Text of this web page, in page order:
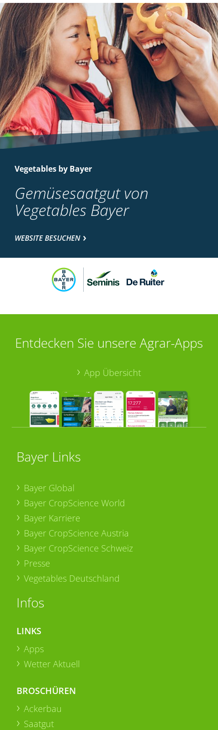
Vegetables by Bayer
Gemüsesaatgut von
Vegetables Bayer
WEBSITE BESUCHEN
Entdecken Sie unsere Agrar-Apps
App Übersicht
Bayer Links
Bayer Global
Bayer CropScience World
Bayer Karriere
Bayer CropScience Austria
Bayer CropScience Schweiz
Presse
Vegetables Deutschland
Infos
LINKS
Apps
Wetter Aktuell
BROSCHÜREN
Ackerbau
Saatgut